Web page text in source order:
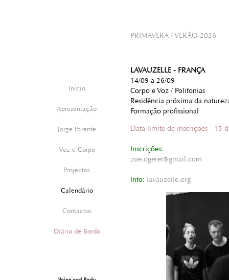
PRIMAVERA / VERÃO 2026
LAVAUZELLE - FRANÇA
14/09 a 26/09
Corpo e Voz / Polifonias
Residência próxima da
Formação profissional
Data limite de inscrições - 15
Inscrições:
zoe.ogeret@gmail.com
Info: lavauzelle.org
Início
Apresentação
Jorge Parente
Voz e Corpo
Projectos
Calendário
Contactos
Diário de Bordo